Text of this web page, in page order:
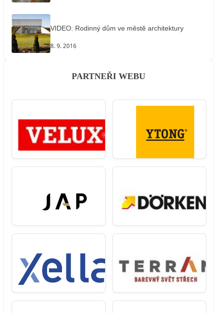
VIDEO: Rodinný dům ve městě architektury
8. 9. 2016
PARTNEŘI WEBU